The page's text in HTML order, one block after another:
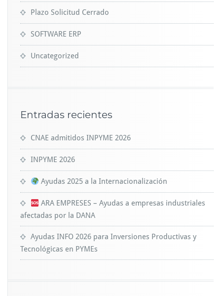
Plazo Solicitud Cerrado
SOFTWARE ERP
Uncategorized
Entradas recientes
CNAE admitidos INPYME 2026
INPYME 2026
Ayudas 2025 a la Internacionalización
ARA EMPRESES – Ayudas a empresas industriales
afectadas por la DANA
Ayudas INFO 2026 para Inversiones Productivas y
Tecnológicas en PYMEs